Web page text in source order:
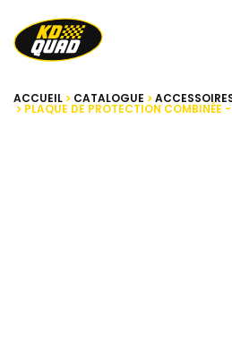
ACCUEIL CATALOGUE
PLAQUE DE PROTECTION